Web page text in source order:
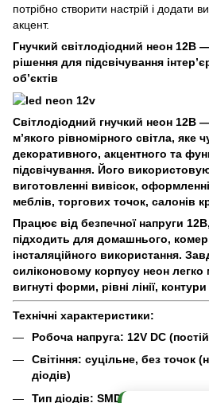
потрібно створити настрій і додати
акцент.
Гнучкий світлодіодний неон 12В
рішення для підсвічування
об’єктів
Світлодіодний гнучкий неон 12В
м’якого рівномірного світла, яке
декоративного, акцентного та
підсвічування. Його
виготовленні вивісок,
меблів, торгових точок, салонів
Працює від безпечної напруги
підходить для домашнього,
інсталяційного використання.
силіконовому корпусу неон
вигнуті форми, рівні лінії,
Технічні характеристики:
Робоча напруга: 12V DC
Світіння: суцільне, без точок
діодів)
Тип діодів: SMD (вбудовані в